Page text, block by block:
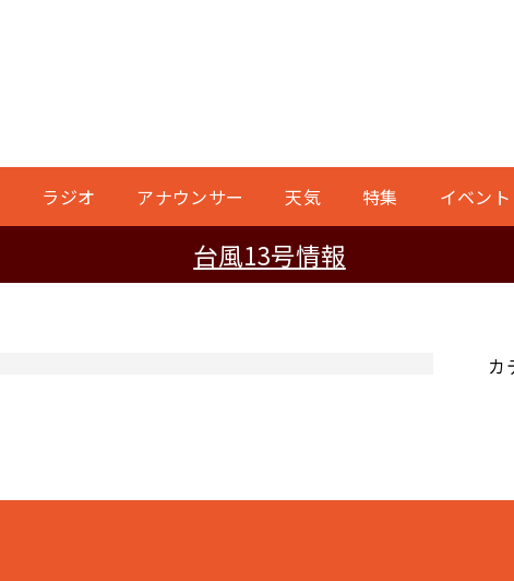
ラジオ アナウンサー 天気 特集 イベント
台風13号情報
カ